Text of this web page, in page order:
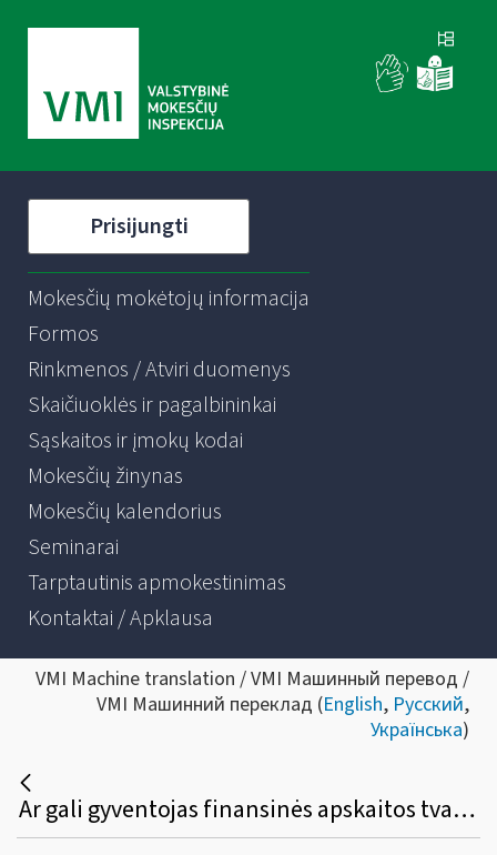
Prisijungti
Mokesčių mokėtojų informacija
Formos
Rinkmenos / Atviri duomenys
Skaičiuoklės ir pagalbininkai
Sąskaitos ir įmokų kodai
Mokesčių žinynas
Mokesčių kalendorius
Seminarai
Tarptautinis apmokestinimas
Kontaktai / Apklausa
VMI Machine translation / VMI Машинный перевод /
VMI Машинний переклад (English, Русский,
Українська)
Ar gali gyventojas finansinės apskaitos tvarkymo paslaugas registruoti kaip individualią veiklą?